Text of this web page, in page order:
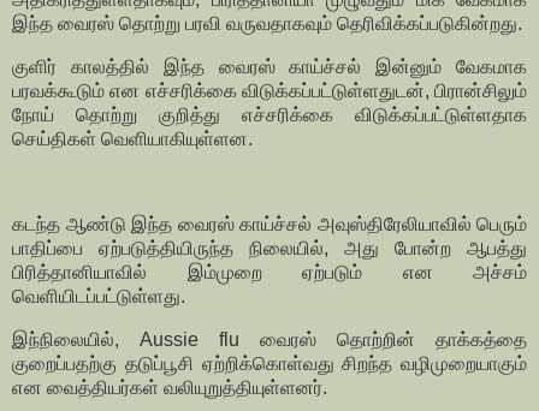
இந்த வைரஸ் தொற்று பரவி வருவதாகவும் தெரிவிக்கப்படுகின்றது.
குளிர் காலத்தில் இந்த வைரஸ் காய்ச்சல் இன்னும் வேகமாக
பரவக்கூடும் என எச்சரிக்கை விடுக்கப்பட்டுள்ளதுடன், பிரான்சிலும்
நோய் தொற்று குறித்து எச்சரிக்கை விடுக்கப்பட்டுள்ளதாக
செய்திகள் வெளியாகியுள்ளன.
கடந்த ஆண்டு இந்த வைரஸ் காய்ச்சல் அவுஸ்திரேலியாவில் பெரும்
பாதிப்பை ஏற்படுத்தியிருந்த நிலையில், அது போன்ற ஆபத்து
பிரித்தானியாவில் இம்முறை ஏற்படும் என அச்சம்
வெளியிடப்பட்டுள்ளது.
இந்நிலையில், Aussie flu வைரஸ் தொற்றின் தாக்கத்தை
குறைப்பதற்கு தடுப்பூசி ஏற்றிக்கொள்வது சிறந்த வழிமுறையாகும்
என வைத்தியர்கள் வலியுறுத்தியுள்ளனர்.